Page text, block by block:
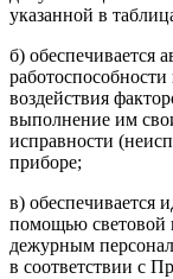
указанной в
б) обеспечивается
воздействия
выполнение им
исправности
приборе;
в) обеспечивается
помощью световой
дежурным
в соответствии с